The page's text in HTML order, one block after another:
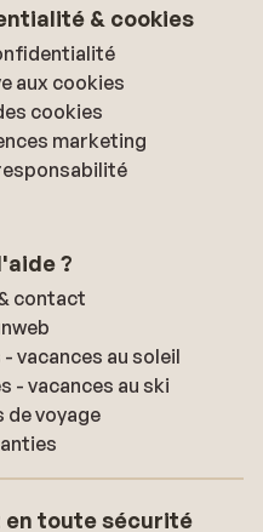
& cookies
aux cookies
cookies
marketing
?
contact
vacances au soleil
- vacances au ski
voyage
en toute sécurité